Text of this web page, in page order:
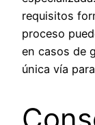
requisitos
proceso
en casos de
única vía